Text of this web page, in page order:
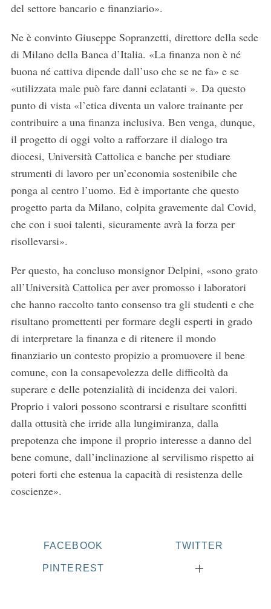
del settore bancario e finanziario».
Ne è convinto Giuseppe Sopranzetti, direttore della sede
di Milano della Banca d’Italia. «La finanza non è né
buona né cattiva dipende dall’uso che se ne fa» e se
«utilizzata male può fare danni eclatanti ». Da questo
punto di vista «l’etica diventa un valore trainante per
contribuire a una finanza inclusiva. Ben venga, dunque,
il progetto di oggi volto a rafforzare il dialogo tra
diocesi, Università Cattolica e banche per studiare
strumenti di lavoro per un’economia sostenibile che
ponga al centro l’uomo. Ed è importante che questo
progetto parta da Milano, colpita gravemente dal Covid,
che con i suoi talenti, sicuramente avrà la forza per
risollevarsi».
Per questo, ha concluso monsignor Delpini, «sono grato
all’Università Cattolica per aver promosso i laboratori
che hanno raccolto tanto consenso tra gli studenti e che
risultano promettenti per formare degli esperti in grado
di interpretare la finanza e di ritenere il mondo
finanziario un contesto propizio a promuovere il bene
comune, con la consapevolezza delle difficoltà da
superare e delle potenzialità di incidenza dei valori.
Proprio i valori possono scontrarsi e risultare sconfitti
dalla ottusità che irride alla lungimiranza, dalla
prepotenza che impone il proprio interesse a danno del
bene comune, dall’inclinazione al servilismo rispetto ai
poteri forti che estenua la capacità di resistenza delle
coscienze».
FACEBOOK TWITTER
PINTEREST
a
r
c
f
o
r
: